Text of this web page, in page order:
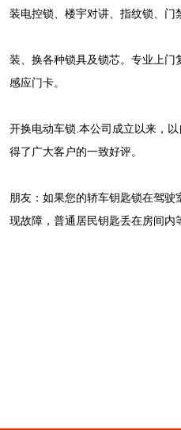
装电控锁、楼宇对讲、指纹锁、门
装、换各种锁具及锁芯。专业上
感应门卡。
开换电动车锁.本公司成立以来，
得了广大客户的一致好评。
朋友：如果您的轿车钥匙锁在驾
现故障，普通居民钥匙丢在房间内